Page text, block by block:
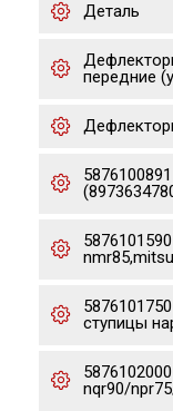
Деталь
передние
ступицы
nqr90/